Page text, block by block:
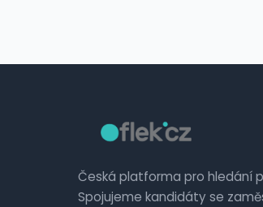
Česká platforma pro hledání
Spojujeme kandidáty se